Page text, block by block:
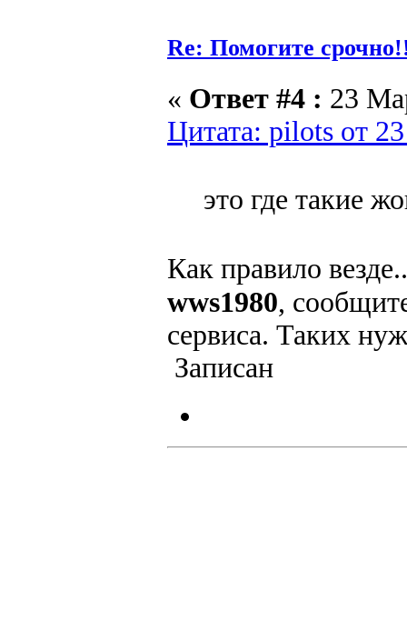
Re: Помогите
« Ответ #4 : 23
Цитата: pilots от
это где такие
Как правило
wws1980,
сервиса. Таких
Записан